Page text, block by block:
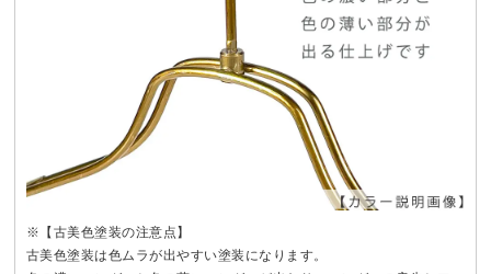
※【古美色塗装の注意点】
古美色塗装は色ムラが出やすい塗装になります。